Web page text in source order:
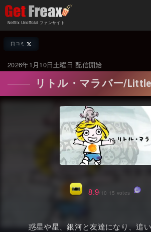
Netflix Unofficial ファンサイト
Netflix新着作品
オール
海外ドラマ
海外
国内TV番組
国内
ア
配信終了予定の作品
海外ドラマ・ライン
Netflix 人気ランキン
Netflix 全作品ライン
Netflix配信作品カス
トレンド
Netflix・VOD総合
口コミ
2026年1月10日土曜日 配信開始
リトル・マラバー/
惑星や星、銀河と友達になり、追
8.9/10 15 votes